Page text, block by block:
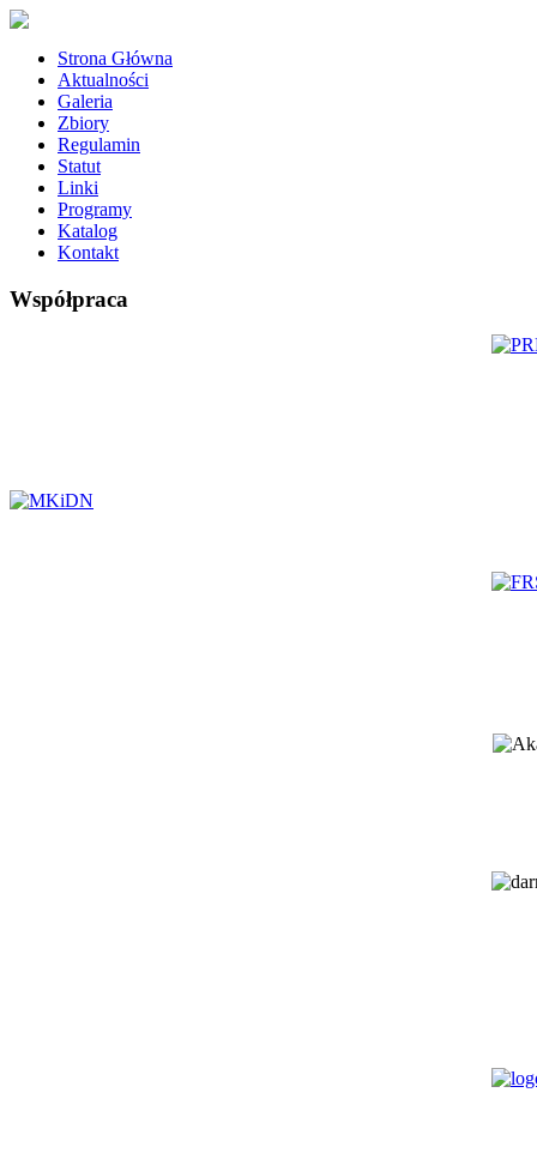
Strona Główna
Aktualności
Galeria
Zbiory
Regulamin
Statut
Linki
Programy
Katalog
Kontakt
Współpraca